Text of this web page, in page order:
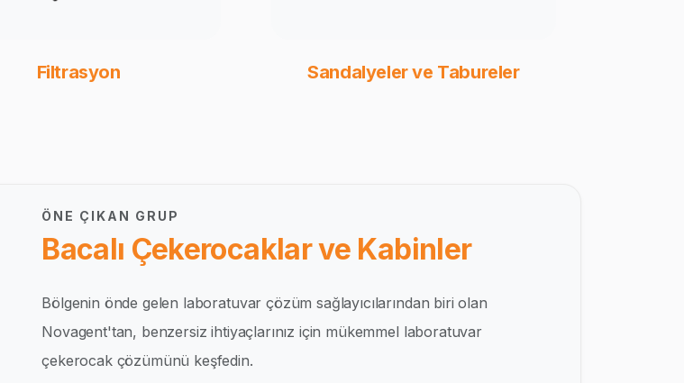
Filtrasyon Sandalyeler ve Tabureler
ÖNE ÇIKAN GRUP
Bacalı Çekerocaklar ve Kabinler
Bölgenin önde gelen laboratuvar çözüm sağlayıcılarından biri olan
Novagent'tan, benzersiz ihtiyaçlarınız için mükemmel laboratuvar
çekerocak çözümünü keşfedin.